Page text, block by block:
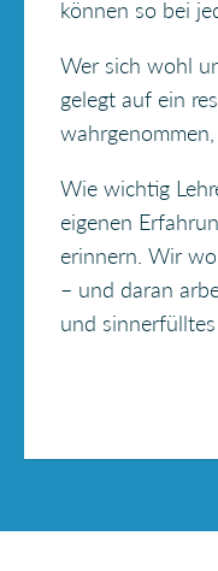
können so bei
Wer sich wohl
gelegt auf ein
Wie wichtig
eigenen
erinnern. Wir
– und daran
und sinnerfülltes